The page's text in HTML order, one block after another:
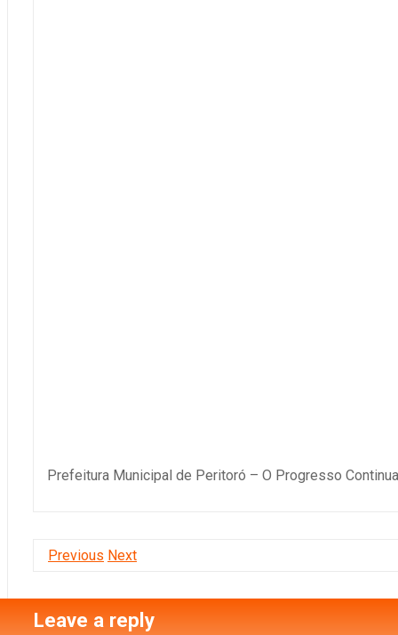
Prefeitura Municipal de Peritoró – O Progresso Continua
Previous Next
Leave a reply